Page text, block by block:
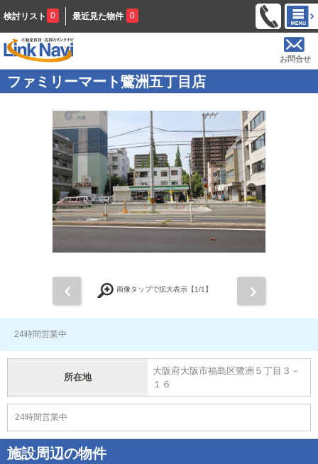
検討リスト 0 最近見た物件 0
お問合せ
ファミリーマート鷺洲五丁目店
画像タップで拡大表示【1/1】
24時間営業中
所在地
大阪府大阪市福島区鷺洲５丁目３－
１６
24時間営業中
施設周辺の物件